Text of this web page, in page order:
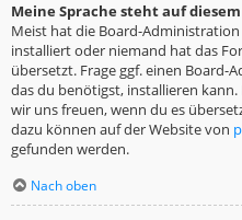
Meine Sprache steht auf
Meist hat die Board-
installiert oder niemand hat das
übersetzt. Frage ggf. einen Board-
das du benötigst, installieren
wir uns freuen, wenn du es
dazu können auf der Website von
gefunden werden.
Nach oben